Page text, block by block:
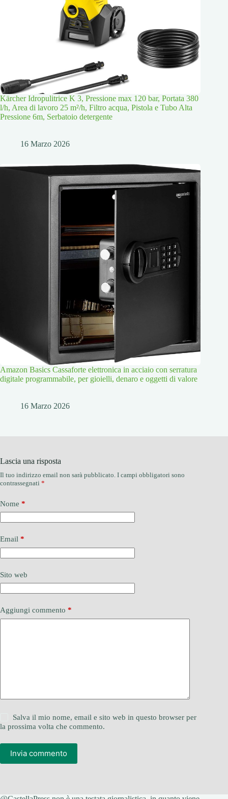
Kärcher Idropulitrice K 3, Pressione max 120 bar, Portata 380
l/h, Area di lavoro 25 m²/h, Filtro acqua, Pistola e Tubo Alta
Pressione 6m, Serbatoio detergente
16 Marzo 2026
Amazon Basics Cassaforte elettronica in acciaio con serratura
digitale programmabile, per gioielli, denaro e oggetti di valore
16 Marzo 2026
Lascia una risposta
Il tuo indirizzo email non sarà pubblicato. I campi obbligatori sono
contrassegnati *
Nome *
Email *
Sito web
Aggiungi commento *
Salva il mio nome, email e sito web in questo browser per
la prossima volta che commento.
Invia commento